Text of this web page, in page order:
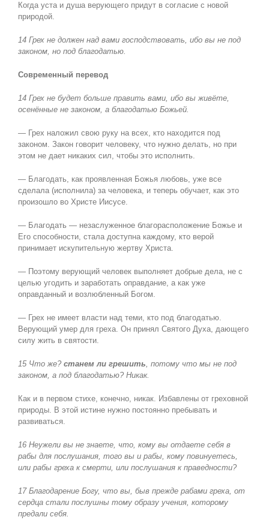
Когда уста и душа верующего придут в согласие с новой
природой.
14 Грех не должен над вами господствовать, ибо вы не под
законом, но под благодатью.
Современный перевод
14 Грех не будет больше править вами, ибо вы живёте,
осенённые не законом, а благодатью Божьей.
— Грех наложил свою руку на всех, кто находится под
законом. Закон говорит человеку, что нужно делать, но при
этом не дает никаких сил, чтобы это исполнить.
— Благодать, как проявленная Божья любовь, уже все
сделала (исполнила) за человека, и теперь обучает, как это
произошло во Христе Иисусе.
— Благодать — незаслуженное благорасположение Божье и
Его способности, стала доступна каждому, кто верой
принимает искупительную жертву Христа.
— Поэтому верующий человек выполняет добрые дела, не с
целью угодить и заработать оправдание, а как уже
оправданный и возлюбленный Богом.
— Грех не имеет власти над теми, кто под благодатью.
Верующий умер для греха. Он принял Святого Духа, дающего
силу жить в святости.
15 Что же? станем ли грешить, потому что мы не под
законом, а под благодатью? Никак.
Как и в первом стихе, конечно, никак. Избавлены от греховной
природы. В этой истине нужно постоянно пребывать и
развиваться.
16 Неужели вы не знаете, что, кому вы отдаете себя в
рабы для послушания, того вы и рабы, кому повинуетесь,
или рабы греха к смерти, или послушания к праведности?
17 Благодарение Богу, что вы, быв прежде рабами греха, от
сердца стали послушны тому образу учения, которому
предали себя.